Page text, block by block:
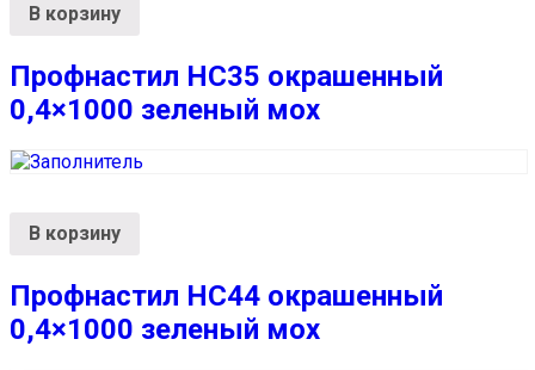
В корзину
Профнастил НС35 окрашенный
0,4×1000 зеленый мох
В корзину
Профнастил НС44 окрашенный
0,4×1000 зеленый мох